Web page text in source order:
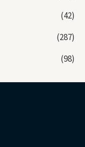
(42)
(287)
(98)